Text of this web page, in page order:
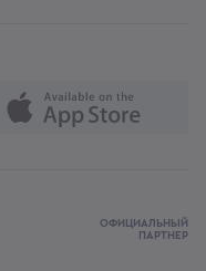
ОФИЦИАЛЬНЫЙ
ПАРТНЕР